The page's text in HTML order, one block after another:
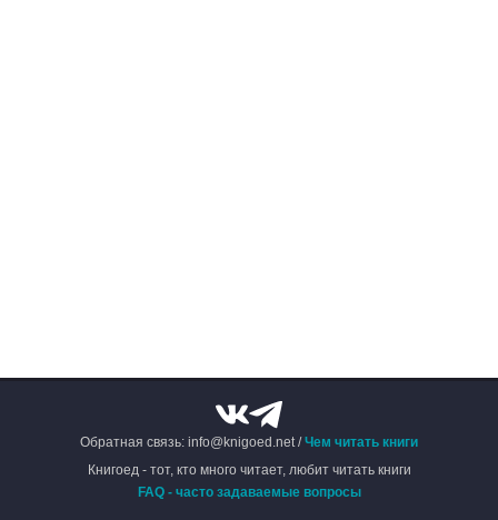
Обратная связь: info@knigoed.net /Чем читать книги
Книгоед - тот, кто много читает, любит читать книги
FAQ - часто задаваемые вопросы